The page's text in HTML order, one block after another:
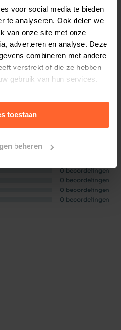
voor social media te bieden
te analyseren. Ook delen we
van onze site met onze
adverteren en analyse. Deze
combineren met andere
verstrekt of die ze hebben
gebruik van hun services.
toestaan
beheren
instellen
0 beoordelingen
0 beoordelingen
0 beoordelingen
0beoordelingen